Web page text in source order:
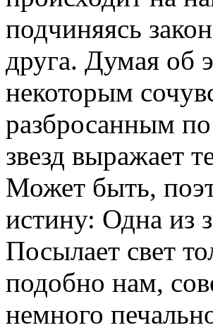
подчиняясь
друга. Думая об
некоторым
разбросанным
звезд выражает
Может быть,
истину: Одна из
Посылает свет
подобно нам,
немного